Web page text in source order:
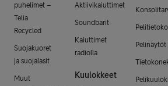
puhelimet –
Telia
Recycled
Suojakuoret
ja suojalasit
Muut
Aktiivikaiuttimet
Soundbarit
Kaiuttimet
radiolla
Kuulokkeet
Pelinäytöt